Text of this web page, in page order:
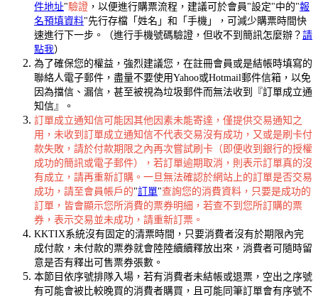
件地址"驗證 ，以便進行購票流程，建議可於會員"設定"中的"報
名預填資料"先行存檔「姓名」和「手機」，可減少購票時間快
速進行下一步。（進行手機號碼驗證，但收不到簡訊怎麼辦？ 請
點我）
為了確保您的權益，強烈建議您，在註冊會員或是結帳時填寫的
聯絡人電子郵件，盡量不要使用Yahoo或Hotmail郵件信箱，以免
因為擋信、漏信，甚至被視為垃圾郵件而無法收到『訂單成立通
知信』。
訂單成立通知信可能因其他因素未能寄達，僅提供交易通知之
用，未收到訂單成立通知信不代表交易沒有成功，又或是刷卡付
款失敗，請於付款期限之內再次嘗試刷卡（即便收到銀行的授權
成功的簡訊或電子郵件），若訂單逾期取消，則表示訂單真的沒
有成立，請再重新訂購。一旦無法確認於網站上的訂單是否交易
成功，請至會員帳戶的"訂單"查詢您的消費資料，只要是成功的
訂單，皆會顯示您所消費的票券明細，若查不到您所訂購的票
券，表示交易並未成功，請重新訂票。
KKTIX系統沒有固定的清票時間，只要消費者沒有於期限內完
成付款，未付款的票券就會陸陸續續釋放出來，消費者可隨時留
意是否有釋出可售票券張數。
本節目依序號排隊入場，若有消費者未結帳或退票，空出之序號
有可能會被比較晚買的消費者購買，且可能同筆訂單會有序號不